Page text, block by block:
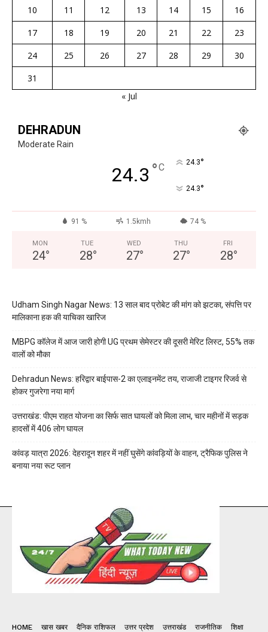
10
11 12 13 14 15
16
17
18 19 20 21 22
23
24
25 26 27 28 29
30
31
« Jul
DEHRADUN
Moderate Rain
24.3 °C 24.3°
24.3°
91 % 1.5kmh 74 %
MON
24°
TUE
28°
WED
27°
THU
27°
FRI
28°
Udham Singh Nagar News: 13 साल बाद प्रोबेट की मांग को झटका, संपत्ति पर
मालिकाना हक की याचिका खारिज
MBPG कॉलेज में आज जारी होगी UG प्रथम सेमेस्टर की दूसरी मेरिट लिस्ट, 55% तक
वालों को मौका
Dehradun News: हरिद्वार बाईपास-2 का एलाइनमेंट तय, राजाजी टाइगर रिजर्व से
होकर गुजरेगा नया मार्ग
उत्तराखंड: पीएम राहत योजना का सिर्फ सात घायलों को मिला लाभ, चार महीनों में सड़क
हादसों में 406 लोग घायल
कांवड़ यात्रा 2026: देहरादून शहर में नहीं घुसेंगे कांवड़ियों के वाहन, ट्रैफिक पुलिस ने
बनाया नया रूट प्लान
HOME खास खबर दैनिक राशिफल उत्तर प्रदेश उत्तराखंड राजनीतिक
शिक्षा